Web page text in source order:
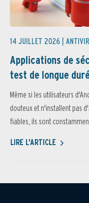
14 JUILLET 2026 |
Applications de
test de longue
Même si les utilisateurs
douteux et n'installent pas
fiables, ils sont
LIRE L'ARTICLE